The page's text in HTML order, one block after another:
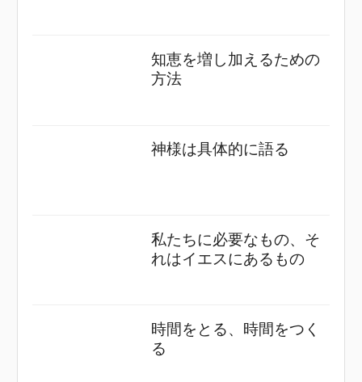
知恵を増し加えるための
方法
神様は具体的に語る
私たちに必要なもの、そ
れはイエスにあるもの
時間をとる、時間をつく
る